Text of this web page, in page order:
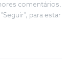
comentários.
para estar